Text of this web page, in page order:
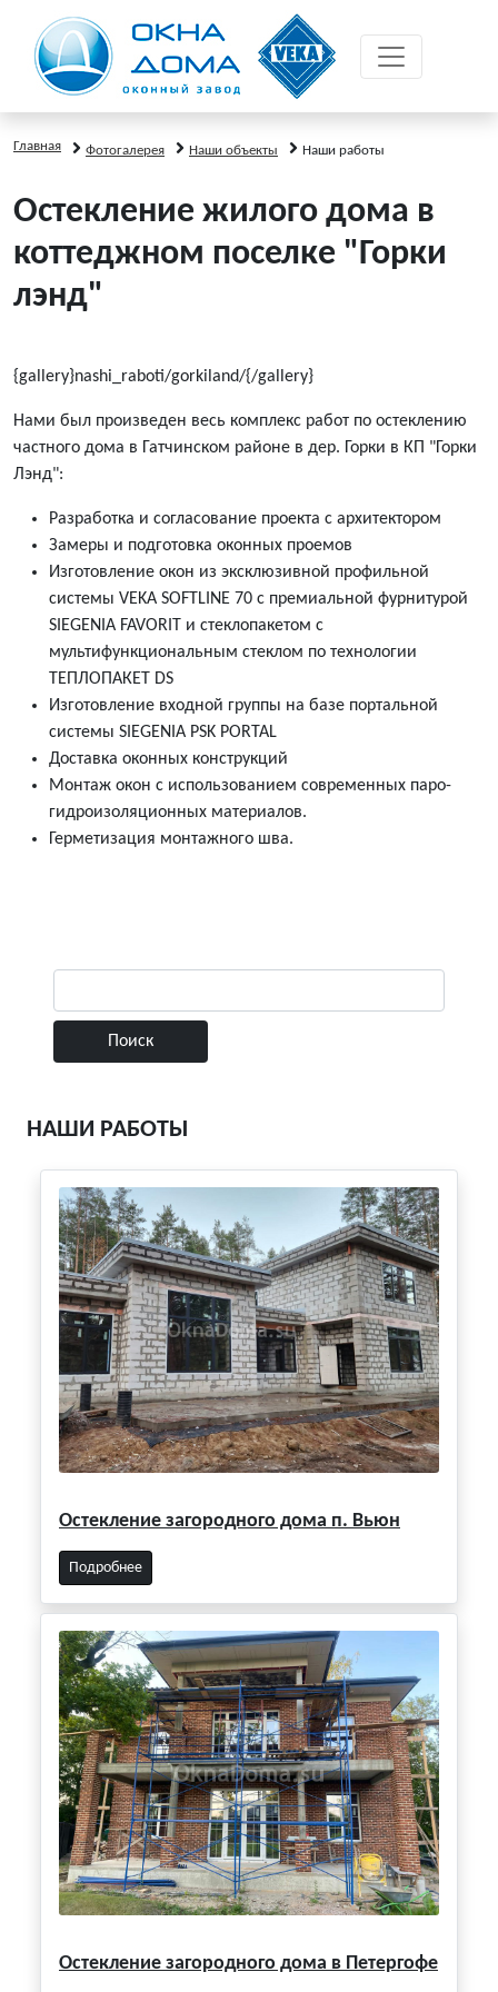
Главная Фотогалерея Наши объекты Наши работы
Остекление жилого дома в
коттеджном поселке "Горки
лэнд"
{gallery}nashi_raboti/gorkiland/{/gallery}
Нами был произведен весь комплекс работ по остеклению
частного дома в Гатчинском районе в дер. Горки в КП "Горки
Лэнд":
Разработка и согласование проекта с архитектором
Замеры и подготовка оконных проемов
Изготовление окон из эксклюзивной профильной
системы VEKA SOFTLINE 70 с премиальной фурнитурой
SIEGENIA FAVORIT и стеклопакетом с
мультифункциональным стеклом по технологии
ТЕПЛОПАКЕТ DS
Изготовление входной группы на базе портальной
системы SIEGENIA PSK PORTAL
Доставка оконных конструкций
Монтаж окон с использованием современных паро-
гидроизоляционных материалов.
Герметизация монтажного шва.
НАШИ РАБОТЫ
Остекление загородного дома п. Вьюн
Подробнее
Остекление загородного дома в Петергофе